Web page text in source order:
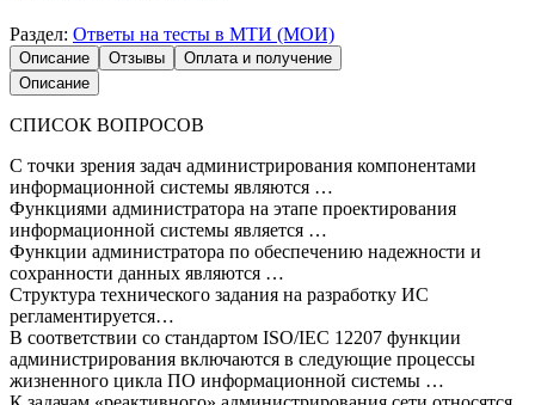
Раздел: Ответы на тесты в МТИ (МОИ)
Описание Отзывы
Оплата и получение
Описание
СПИСОК ВОПРОСОВ
С точки зрения задач администрирования компонентами
информационной системы являются …
Функциями администратора на этапе проектирования
информационной системы является …
Функции администратора по обеспечению надежности и
сохранности данных являются …
Структура технического задания на разработку ИС
регламентируется…
В соответствии со стандартом ISO/IEC 12207 функции
администрирования включаются в следующие процессы
жизненного цикла ПО информационной системы …